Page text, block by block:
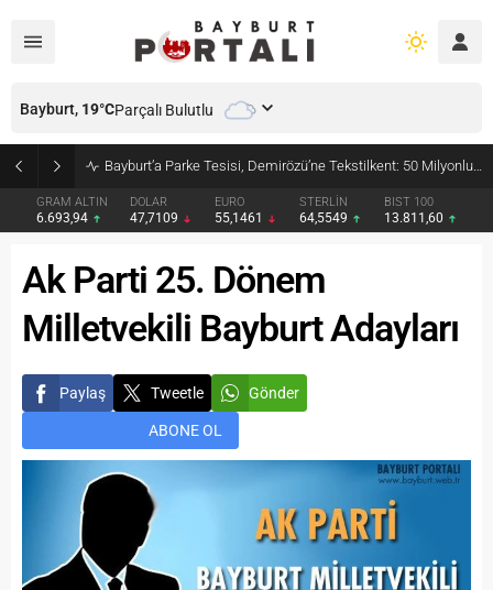
Bayburt’a Parke Tesisi, Demirözü’ne Tekstilkent: 50 Milyonluk İmzalar Atıldı
GRAM ALTIN
6.693,94
DOLAR
47,7109
EURO
55,1461
STERLİN
64,5549
BIST 100
13.811,60
Bayburt, 19°CParçalı Bulutlu
Ak Parti 25. Dönem
Milletvekili Bayburt Adayları
Paylaş Tweetle Gönder
ABONE OL